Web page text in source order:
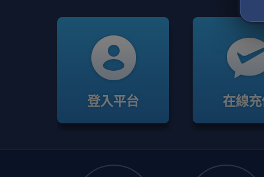
登入平台 在線